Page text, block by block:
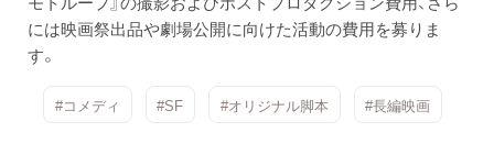
には映画祭出品や劇場公開に向けた活動の費用を募りま
す。
#コメディ #SF #オリジナル脚本 #長編映画